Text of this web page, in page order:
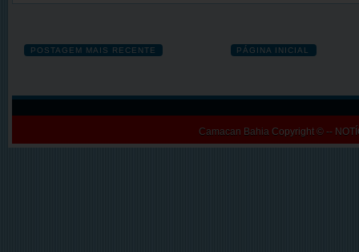
POSTAGEM MAIS RECENTE PÁGINA INICIAL
Camacan Bahia Copyright © --